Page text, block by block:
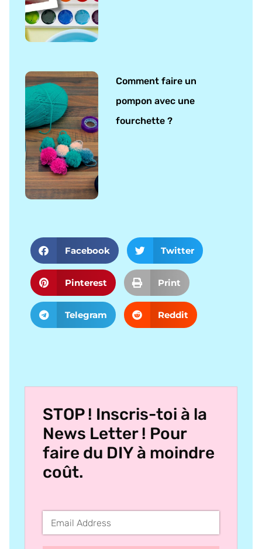
Comment faire un
pompon avec une
fourchette ?
Facebook Twitter
Pinterest Print
Telegram Reddit
STOP ! Inscris-toi à la
News Letter ! Pour
faire du DIY à moindre
coût.